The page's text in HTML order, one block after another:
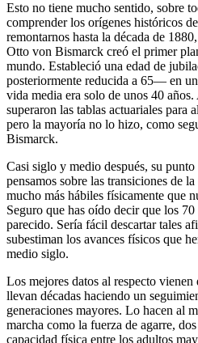
Esto no tiene mucho sentido, sobre
comprender los orígenes históricos
remontarnos hasta la década de
Otto von Bismarck creó el primer
mundo. Estableció una edad de
posteriormente reducida a 65— en
vida media era solo de unos 40
superaron las tablas actuariales para
pero la mayoría no lo hizo, como
Bismarck.
Casi siglo y medio después, su
pensamos sobre las transiciones de
mucho más hábiles físicamente que
Seguro que has oído decir que los
parecido. Sería fácil descartar tales
subestiman los avances físicos que
medio siglo.
Los mejores datos al respecto vienen
llevan décadas haciendo un
generaciones mayores. Lo hacen al
marcha como la fuerza de agarre,
capacidad física entre los adultos